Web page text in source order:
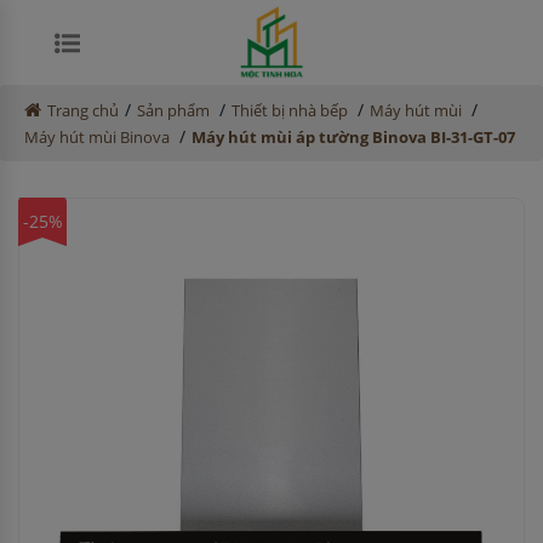
Trang chủ / Sản phẩm / Thiết bị nhà bếp / Máy hút mùi /
Máy hút mùi Binova / Máy hút mùi áp tường Binova BI-31-GT-07
-25%